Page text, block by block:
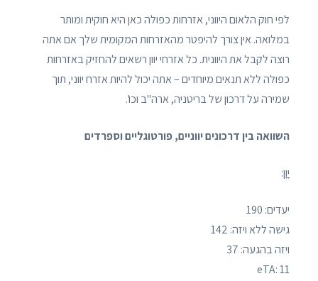
לפי חוק הלאום היווני, אזרחות כפולה כאן היא חוקית ומותר
במלואה. אין צורך להיפטר מהאזרחות המקומית שלך אם אתה
רוצה לקבל את היוונית. כל אזרחי יוון רשאים להחזיק באזרחות
כפולה ללא תנאים מיוחדים – אתה יכול להיות אזרח יווני, תוך
שמירה על דרכון של בריטניה, ארה"ב וכו'.
השוואה בין דרכונים יווניים, פורטוגליים וספרדים
יָוָן:
יעדים: 190
גישה ללא ויזה: 142
ויזה בהגעה: 37
eTA: 11